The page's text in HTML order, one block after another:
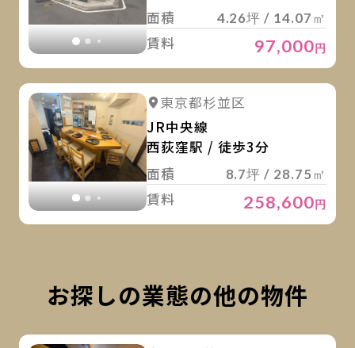
面積
4.26坪 / 14.07㎡
賃料 97,000円
詳細を見る
東京都杉並区
JR中央線
西荻窪駅 / 徒歩3分
面積
8.7坪 / 28.75㎡
賃料 258,600円
お探しの業態の他の物件